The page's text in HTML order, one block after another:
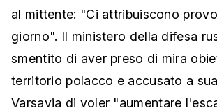
al mittente: "Ci attribuiscono
giorno". Il ministero della difesa
smentito di aver preso di mira
territorio polacco e accusato a
Varsavia di voler "aumentare